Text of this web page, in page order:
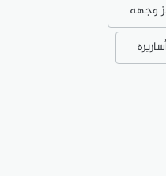
وجهه